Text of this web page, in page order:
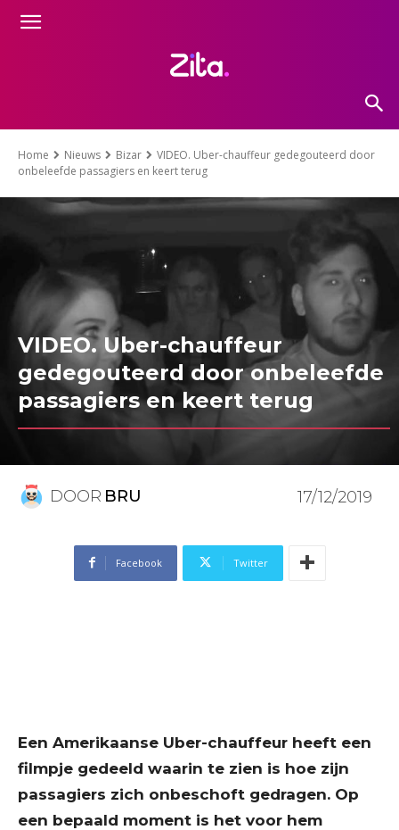
Home Nieuws Bizar
VIDEO. Uber-chauffeur gedegouteerd door
onbeleefde passagiers en keert terug
VIDEO. Uber-chauffeur
gedegouteerd door onbeleefde
passagiers en keert terug
DOOR BRU 17/12/2019
Facebook Twitter
Een Amerikaanse Uber-chauffeur heeft een
filmpje gedeeld waarin te zien is hoe zijn
passagiers zich onbeschoft gedragen. Op
een bepaald moment is het voor hem